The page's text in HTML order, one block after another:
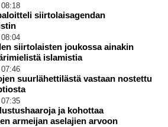
siirtolaisagendan
siirtolaisten joukossa ainakin
islamistia
suurlähettilästä vastaan nostettu
ja kohottaa
armeijan aselajien arvoon